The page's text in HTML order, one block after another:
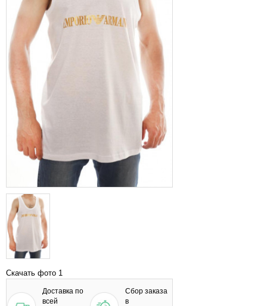
Скачать фото 1
Доставка по
всей
Сбор заказа
в